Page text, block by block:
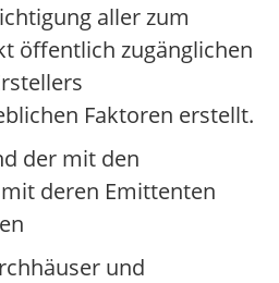
aller zum
öffentlich zugänglichen
Faktoren erstellt.
der mit den
deren Emittenten
und